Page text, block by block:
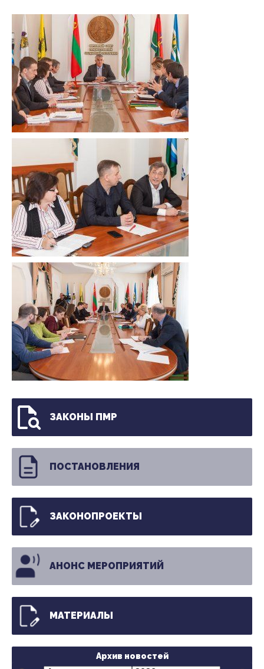
ЗАКОНЫ ПМР
ПОСТАНОВЛЕНИЯ
ЗАКОНОПРОЕКТЫ
АНОНС МЕРОПРИЯТИЙ
МАТЕРИАЛЫ
Архив новостей